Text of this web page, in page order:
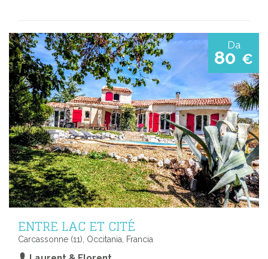
Da
80 €
ENTRE LAC ET CITÉ
Carcassonne (11), Occitania, Francia